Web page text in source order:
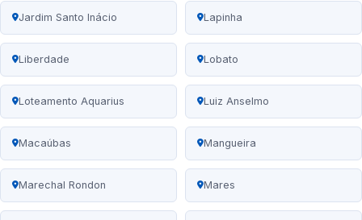
Jardim Santo Inácio Lapinha
Liberdade Lobato
Loteamento Aquarius Luiz Anselmo
Macaúbas Mangueira
Marechal Rondon Mares